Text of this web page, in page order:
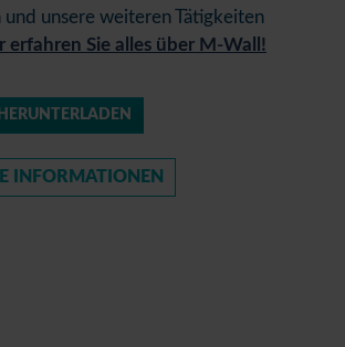
unsere weiteren Tätigkeiten
erfahren Sie alles über M-Wall!
INFORMATIONEN